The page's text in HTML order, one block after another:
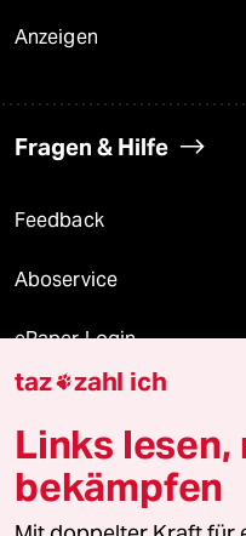
Anzeigen
Fragen & Hilfe
Feedback
Aboservice
ePaper Login
Downloads für
© 2026 taz Verlags und
Alle Rechte vorbehalten. Bei
taz zahl ich
Links lesen,
bekämpfen